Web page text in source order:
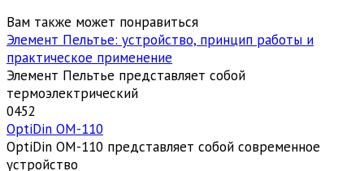
Вам также может понравиться
Элемент Пельтье: устройство, принцип работы и
практическое применение
Элемент Пельтье представляет собой
термоэлектрический
0452
OptiDin ОМ-110
OptiDin ОМ-110 представляет собой современное
устройство